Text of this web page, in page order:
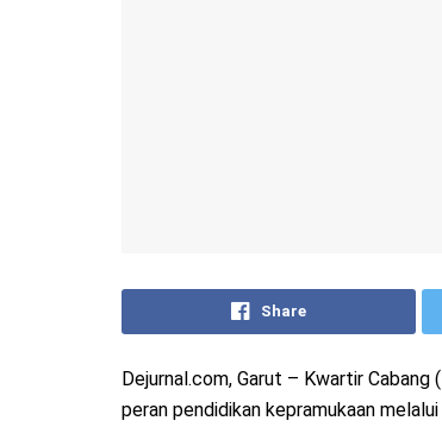
Share
Dejurnal.com, Garut – Kwartir
peran pendidikan kepramukaan